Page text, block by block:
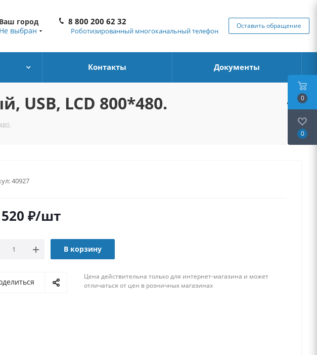
Ваш город
Не выбран
8 800 200 62 32
Роботизированный многоканальный телефон
Оставить обращение
Контакты Документы
USB, LCD 800*480.
40927
₽/шт
В корзину
Цена действительна только для интернет-магазина и может
отличаться от цен в розничных магазинах
0
0